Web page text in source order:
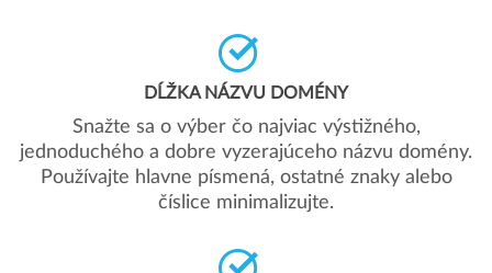
DĹŽKA NÁZVU DOMÉNY
Snažte sa o výber čo najviac výstižného,
jednoduchého a dobre vyzerajúceho názvu domény.
Používajte hlavne písmená, ostatné znaky alebo
číslice minimalizujte.